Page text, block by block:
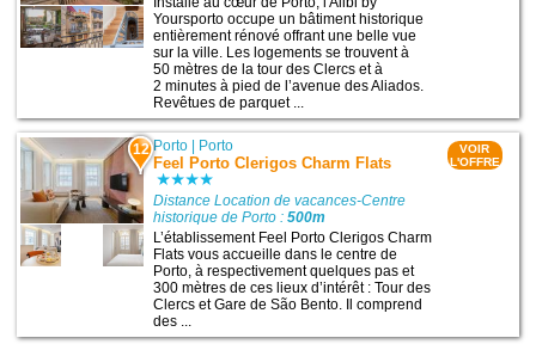
Yoursporto occupe un bâtiment historique
entièrement rénové offrant une belle vue
sur la ville. Les logements se trouvent à
50 mètres de la tour des Clercs et à
2 minutes à pied de l’avenue des Aliados.
Revêtues de parquet ...
12 Porto | Porto
Feel Porto Clerigos Charm Flats
Distance Location de vacances-Centre
historique de Porto :500m
L’établissement Feel Porto Clerigos Charm
Flats vous accueille dans le centre de
Porto, à respectivement quelques pas et
300 mètres de ces lieux d’intérêt : Tour des
Clercs et Gare de São Bento. Il comprend
des ...
VOIR
L'OFFRE